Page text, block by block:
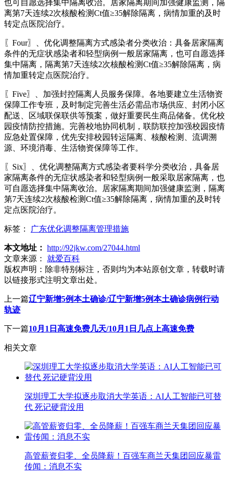
也可自愿选择集中隔离收治。居家隔离期间加强健康监测，隔
离第7天连续2次核酸检测Ct值≥35解除隔离，病情加重的及时
转定点医院治疗。
〖Four〗、优化调整隔离方式感染者分类收治：具备居家隔离
条件的无症状感染者和轻型病例一般居家隔离，也可自愿选择
集中隔离，隔离第7天连续2次核酸检测Ct值≥35解除隔离，病
情加重转定点医院治疗。
〖Five〗、加强封控隔离人员服务保障。各地要建立生活物资
保障工作专班，及时制定完善生活必需品市场供应、封闭小区
配送、区域联保联供等预案，做好重要民生商品储备。优化校
园疫情防控措施。完善校地协同机制，联防联控加强校园疫情
应急处置保障，优先安排校园转运隔离、核酸检测、流调溯
源、环境消毒、生活物资保障等工作。
〖Six〗、优化调整隔离方式感染者要科学分类收治，具备居
家隔离条件的无症状感染者和轻型病例一般采取居家隔离，也
可自愿选择集中隔离收治。居家隔离期间加强健康监测，隔离
第7天连续2次核酸检测Ct值≥35解除隔离，病情加重的及时转
定点医院治疗。
标签： 广东优化调整隔离管理措施
本文地址： http://92jkw.com/27044.html
文章来源：
就爱百科
版权声明： 除非特别标注，否则均为本站原创文章，转载时请
以链接形式注明文章出处。
上一篇辽宁新增5例本土确诊/辽宁新增5例本土确诊病例行动
轨迹
下一篇10月1日高速免费几天/10月1日几点上高速免费
相关文章
深圳理工大学拟逐步取消大学英语：AI人工智能已可替
代 死记硬背没用
高管薪资归零、全员降薪！百强车商兰天集团回应暴雷
传闻：消息不实